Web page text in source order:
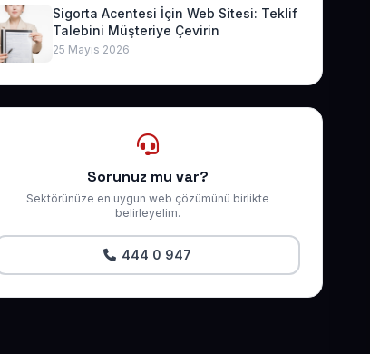
Sigorta Acentesi İçin Web Sitesi: Teklif
Talebini Müşteriye Çevirin
25 Mayıs 2026
Sorunuz mu var?
Sektörünüze en uygun web çözümünü birlikte
belirleyelim.
444 0 947